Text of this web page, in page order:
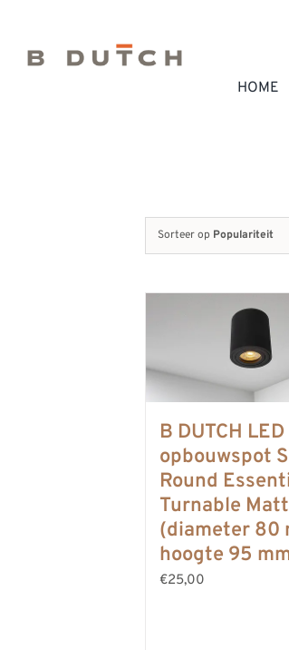
inhoud
HOME
Sorteer op Populariteit
B DUTCH LED
opbouwspot
Round
Turnable
(diameter 80
hoogte 95
€25,00